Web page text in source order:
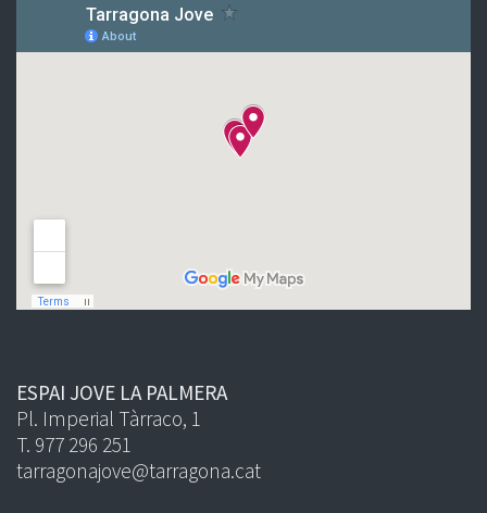
ESPAI JOVE LA PALMERA
Pl. Imperial Tàrraco, 1
T. 977 296 251
tarragonajove@tarragona.cat